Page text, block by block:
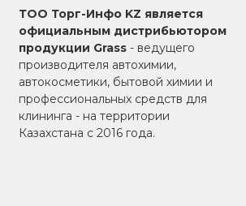
ТОО Торг-Инфо KZ является
официальным дистрибьютором
продукции Grass- ведущего
производителя автохимии,
автокосметики, бытовой химии и
профессиональных средств для
клининга - на территории
Казахстана с 2016 года.